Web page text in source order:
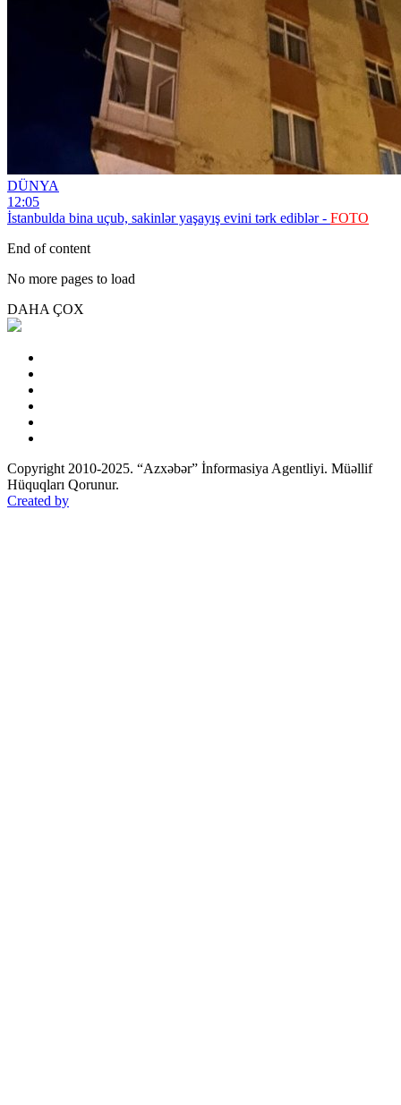
DÜNYA
12:05
İstanbulda bina uçub, sakinlər yaşayış evini tərk ediblər - FOTO
End of content
No more pages to load
DAHA ÇOX
Copyright 2010-2025. “Azxəbər” İnformasiya Agentliyi. Müəllif
Hüquqları Qorunur.
Created by